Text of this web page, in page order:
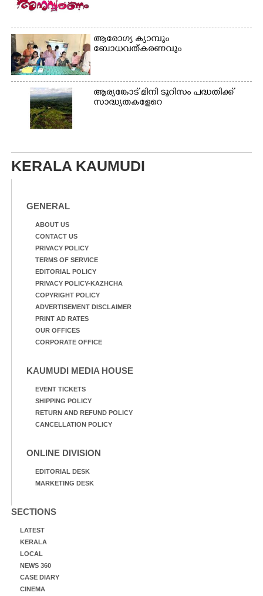
ആരോഗ്യ ക്യാമ്പും
ബോധവത്കരണവും
ആര്യങ്കോട് മിനി ടൂറിസം പദ്ധതിക്ക്
സാദ്ധ്യതകളേറെ
KERALA KAUMUDI
GENERAL
ABOUT US
CONTACT US
PRIVACY POLICY
TERMS OF SERVICE
EDITORIAL POLICY
PRIVACY POLICY-KAZHCHA
COPYRIGHT POLICY
ADVERTISEMENT DISCLAIMER
PRINT AD RATES
OUR OFFICES
CORPORATE OFFICE
KAUMUDI MEDIA HOUSE
EVENT TICKETS
SHIPPING POLICY
RETURN AND REFUND POLICY
CANCELLATION POLICY
ONLINE DIVISION
EDITORIAL DESK
MARKETING DESK
SECTIONS
LATEST
KERALA
LOCAL
NEWS 360
CASE DIARY
CINEMA